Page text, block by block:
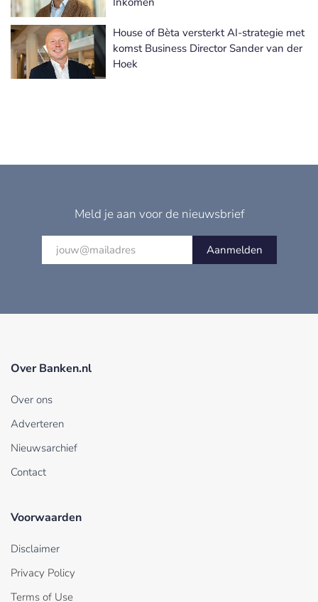
House of Bèta versterkt AI-strategie met
komst Business Director Sander van der
Hoek
Meld je aan voor de nieuwsbrief
Aanmelden
Over Banken.nl
Over ons
Adverteren
Nieuwsarchief
Contact
Voorwaarden
Disclaimer
Privacy Policy
Terms of Use